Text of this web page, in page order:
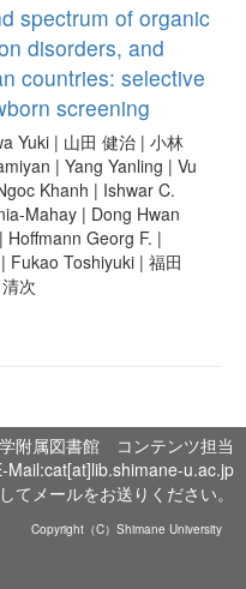
spectrum of organic
disorders, and
countries: selective
screening
Yuki | 山田 健治 | 小林
| Yang Yanling | Vu
Khanh | Ishwar C.
Mahay | Dong Hwan
Georg F. |
Fukao Toshiyuki | 福田
次
附属図書館 コンテンツ担当
Mail:cat[at]lib.shimane-u.ac.jp
てメールをお送りください。
Copyright（C）Shimane University